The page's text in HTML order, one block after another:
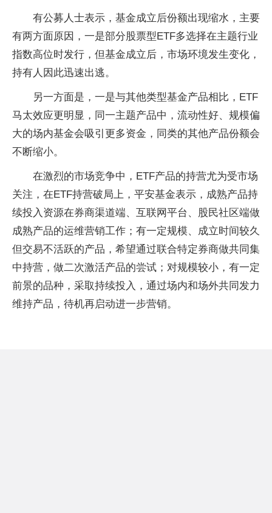
有公募人士表示，基金成立后份额出现缩水，主要
有两方面原因，一是部分股票型ETF多选择在主题行业
指数高位时发行，但基金成立后，市场环境发生变化，
持有人因此迅速出逃。
另一方面是，一是与其他类型基金产品相比，ETF
马太效应更明显，同一主题产品中，流动性好、规模偏
大的场内基金会吸引更多资金，同类的其他产品份额会
不断缩小。
在激烈的市场竞争中，ETF产品的持营尤为受市场
关注，在ETF持营破局上，平安基金表示，成熟产品持
续投入资源在券商渠道端、互联网平台、股民社区端做
成熟产品的运维营销工作；有一定规模、成立时间较久
但交易不活跃的产品，希望通过联合特定券商做共同集
中持营，做二次激活产品的尝试；对规模较小，有一定
前景的品种，采取持续投入，通过场内和场外共同发力
维持产品，待机再启动进一步营销。